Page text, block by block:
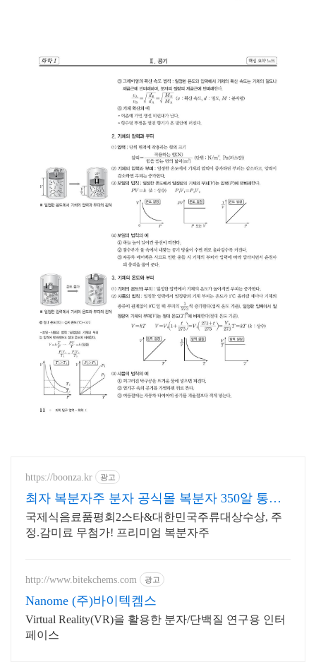
https://boonza.kr 광고
최자 복분자주 분자 공식몰 복분자 350알 통째
로!
국제식음료품평회2스타&대한민국주류대상수상, 주
정.감미료 무첨가! 프리미엄 복분자주
http://www.bitekchems.com 광고
Nanome (주)바이텍켐스
Virtual Reality(VR)을 활용한 분자/단백질 연구용 인터
페이스